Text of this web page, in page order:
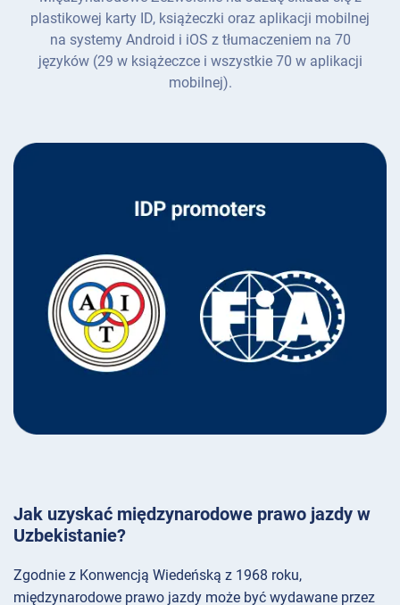
plastikowej karty ID, książeczki oraz aplikacji mobilnej
na systemy Android i iOS z tłumaczeniem na 70
języków (29 w książeczce i wszystkie 70 w aplikacji
mobilnej).
Jak uzyskać międzynarodowe prawo jazdy w
Uzbekistanie?
Zgodnie z Konwencją Wiedeńską z 1968 roku,
międzynarodowe prawo jazdy może być wydawane przez